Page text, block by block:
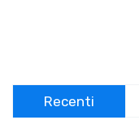
Recenti